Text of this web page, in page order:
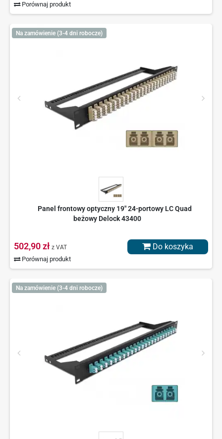
Porównaj produkt
Na zamówienie (3-4 dni robocze)
Panel frontowy optyczny 19" 24-portowy LC Quad
beżowy Delock 43400
502,90 zł z VAT
Porównaj produkt
Do koszyka
Na zamówienie (3-4 dni robocze)